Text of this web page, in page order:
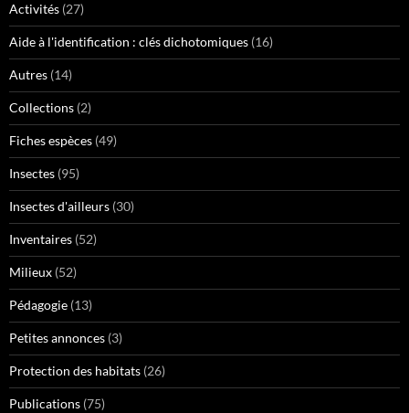
Activités (27)
Aide à l'identification : clés dichotomiques (16)
Autres (14)
Collections (2)
Fiches espèces (49)
Insectes (95)
Insectes d'ailleurs (30)
Inventaires (52)
Milieux (52)
Pédagogie (13)
Petites annonces (3)
Protection des habitats (26)
Publications (75)